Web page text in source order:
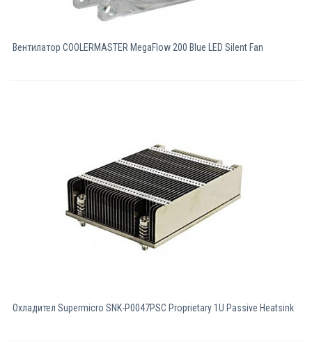
Вентилатор COOLERMASTER MegaFlow 200 Blue LED Silent Fan
Охладител Supermicro SNK-P0047PSC Proprietary 1U Passive Heatsink